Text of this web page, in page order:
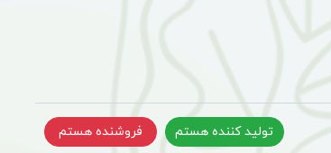
تولید کننده هستم فروشنده هستم